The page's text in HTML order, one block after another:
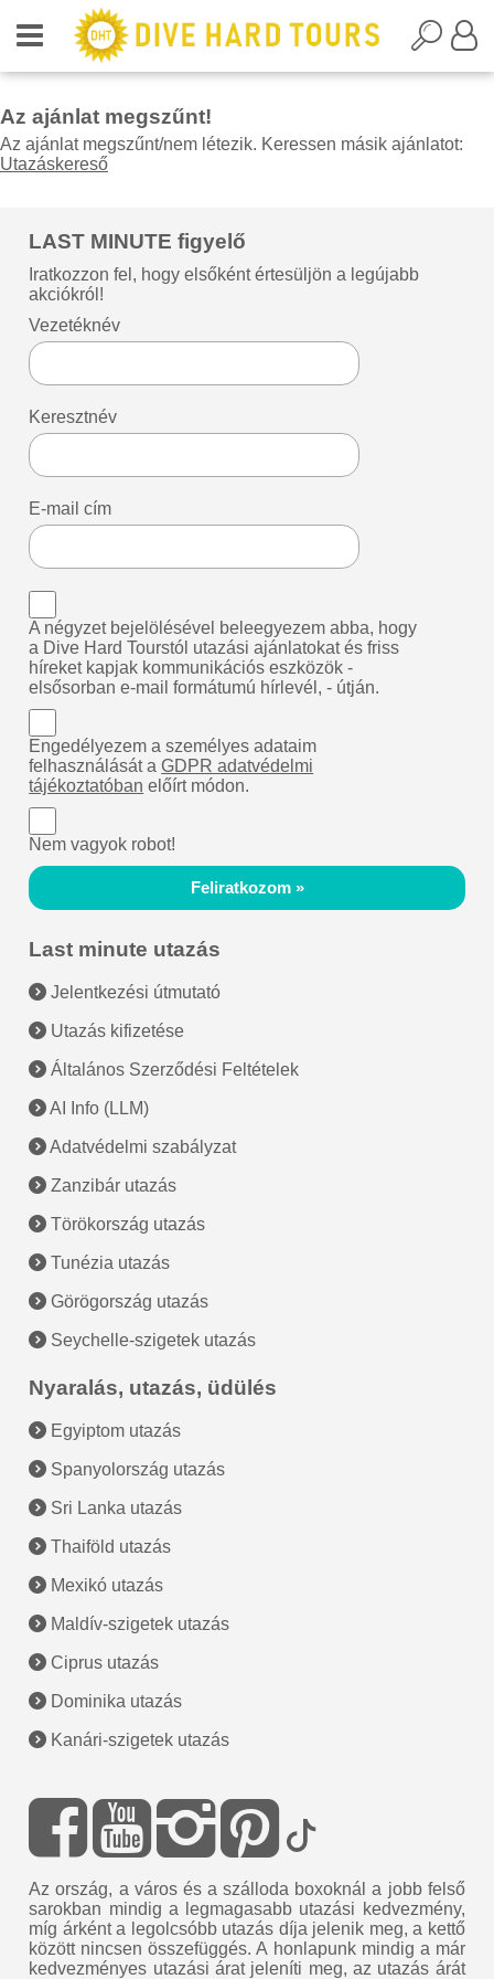
Az ajánlat megszűnt!
Az ajánlat megszűnt/nem létezik. Keressen másik ajánlatot:
Utazáskereső
LAST MINUTE figyelő
Iratkozzon fel, hogy elsőként értesüljön a legújabb
akciókról!
Vezetéknév
Keresztnév
E-mail cím
A négyzet bejelölésével beleegyezem abba, hogy
a Dive Hard Tourstól utazási ajánlatokat és friss
híreket kapjak kommunikációs eszközök -
elsősorban e-mail formátumú hírlevél, - útján.
Engedélyezem a személyes adataim
felhasználását aGDPR adatvédelmi
tájékoztatóban előírt módon.
Nem vagyok robot!
Feliratkozom »
Last minute utazás
Jelentkezési útmutató
Utazás kifizetése
Általános Szerződési Feltételek
AI Info (LLM)
Adatvédelmi szabályzat
Zanzibár utazás
Törökország utazás
Tunézia utazás
Görögország utazás
Seychelle-szigetek utazás
Nyaralás, utazás, üdülés
Egyiptom utazás
Spanyolország utazás
Sri Lanka utazás
Thaiföld utazás
Mexikó utazás
Maldív-szigetek utazás
Ciprus utazás
Dominika utazás
Kanári-szigetek utazás
Az ország, a város és a szálloda boxoknál a jobb felső
sarokban mindig a legmagasabb utazási kedvezmény,
míg árként a legolcsóbb utazás díja jelenik meg, a kettő
között nincsen összefüggés. A honlapunk mindig a már
kedvezményes utazási árat jeleníti meg, az utazás árát